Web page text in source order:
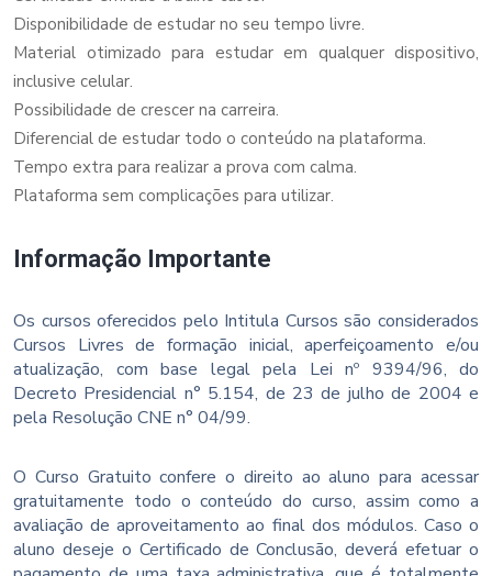
Disponibilidade de estudar no seu tempo livre.
Material otimizado para estudar em qualquer dispositivo,
inclusive celular.
Possibilidade de crescer na carreira.
Diferencial de estudar todo o conteúdo na plataforma.
Tempo extra para realizar a prova com calma.
Plataforma sem complicações para utilizar.
Informação Importante
Os cursos oferecidos pelo Intitula Cursos são considerados
Cursos Livres de formação inicial, aperfeiçoamento e/ou
atualização, com base legal pela Lei nº 9394/96, do
Decreto Presidencial n° 5.154, de 23 de julho de 2004 e
pela Resolução CNE n° 04/99.
O Curso Gratuito confere o direito ao aluno para acessar
gratuitamente todo o conteúdo do curso, assim como a
avaliação de aproveitamento ao final dos módulos. Caso o
aluno deseje o Certificado de Conclusão, deverá efetuar o